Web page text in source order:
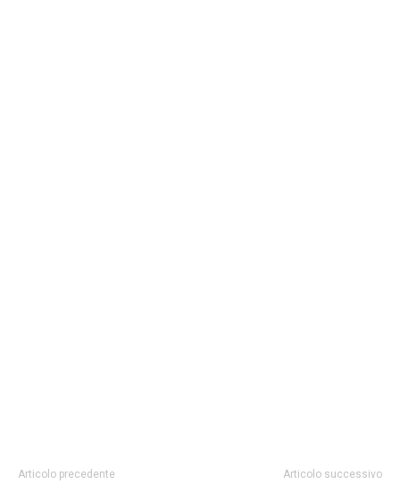
Articolo precedente Articolo successivo